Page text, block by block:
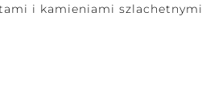
i kamieniami szlachetnymi